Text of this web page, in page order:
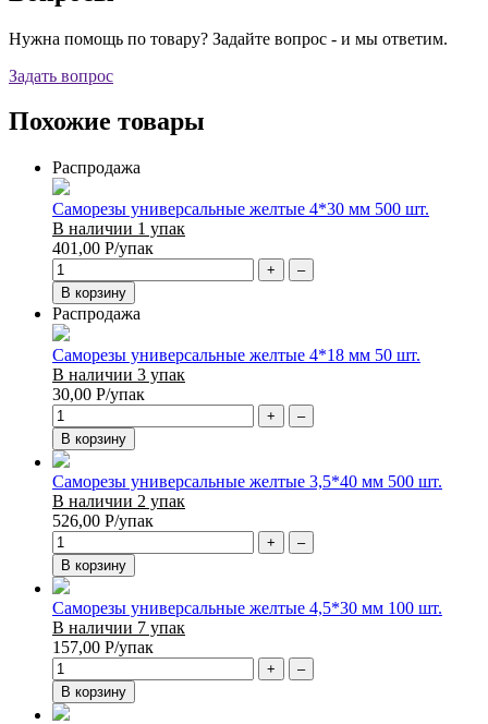
Нужна помощь по товару? Задайте вопрос - и мы ответим.
Задать вопрос
Похожие товары
Распродажа
Саморезы универсальные желтые 4*30 мм 500 шт.
В наличии 1 упак
401,00 Р/упак
+
–
В корзину
Распродажа
Саморезы универсальные желтые 4*18 мм 50 шт.
В наличии 3 упак
30,00 Р/упак
+
–
В корзину
Саморезы универсальные желтые 3,5*40 мм 500 шт.
В наличии 2 упак
526,00 Р/упак
+
–
В корзину
Саморезы универсальные желтые 4,5*30 мм 100 шт.
В наличии 7 упак
157,00 Р/упак
+
–
В корзину